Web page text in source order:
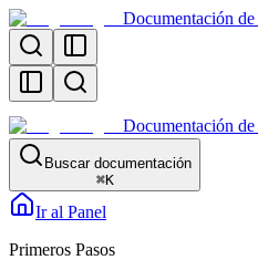
Documentación
Documentación
Buscar documentación
⌘K
Ir al Panel
Primeros Pasos